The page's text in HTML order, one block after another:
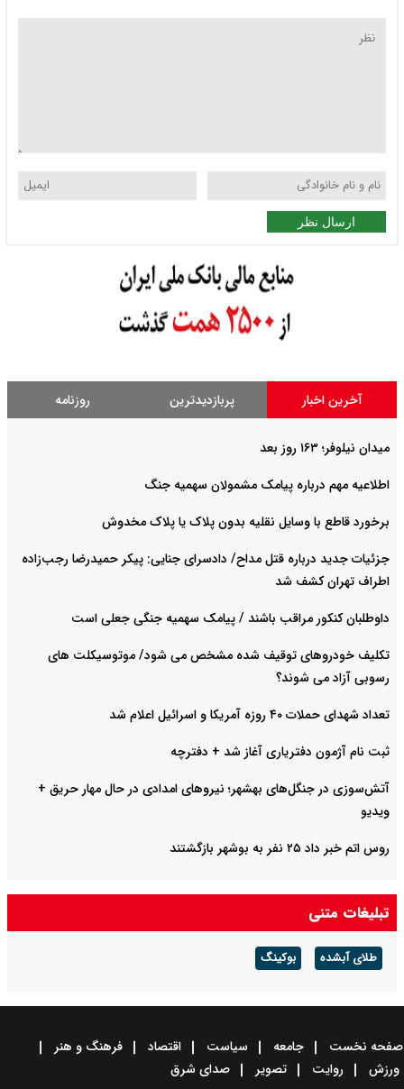
ارسال نظر
آخرین اخبار پربازدیدترین روزنامه
میدان نیلوفر؛ ۱۶۳ روز بعد
اطلاعیه مهم درباره پیامک مشمولان سهمیه جنگ
برخورد قاطع با وسایل نقلیه بدون پلاک یا پلاک مخدوش
جزئیات جدید درباره قتل مداح/ دادسرای جنایی: پیکر حمیدرضا رجب‌زاده
اطراف تهران کشف شد
داوطلبان کنکور مراقب باشند / پیامک سهمیه جنگی جعلی است
تکلیف خودروهای توقیف شده مشخص می شود/ موتوسیکلت های
رسوبی آزاد می شوند؟
تعداد شهدای حملات ۴۰ روزه آمریکا و اسرائیل اعلام شد
ثبت نام آژمون دفتریاری آغاز شد + دفترچه
آتش‌سوزی در جنگل‌های بهشهر؛ نیرو‌های امدادی در حال مهار حریق +
ویدیو
روس اتم خبر داد ۲۵ نفر به بوشهر بازگشتند
تبلیغات متنی
طلای آبشده بوکینگ
صفحه نخست جامعه سیاست اقتصاد
فرهنگ و هنر
ورزش
روایت تصویر صدای شرق